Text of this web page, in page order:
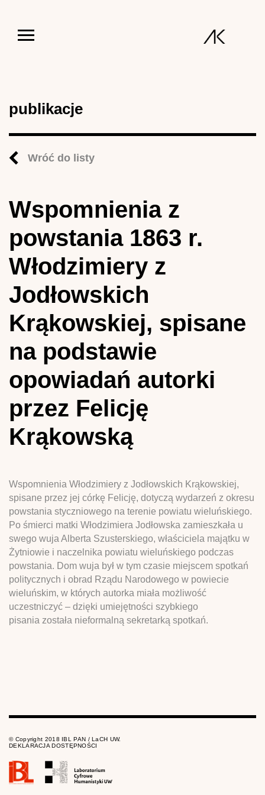
publikacje
Wróć do listy
Wspomnienia z
powstania 1863 r.
Włodzimiery z
Jodłowskich
Krąkowskiej, spisane
na podstawie
opowiadań autorki
przez Felicję
Krąkowską
Wspomnienia Włodzimiery z Jodłowskich Krąkowskiej,
spisane przez jej córkę Felicję, dotyczą wydarzeń z okresu
powstania styczniowego na terenie powiatu wieluńskiego.
Po śmierci matki Włodzimiera Jodłowska zamieszkała u
swego wuja Alberta Szusterskiego, właściciela majątku w
Żytniowie i naczelnika powiatu wieluńskiego podczas
powstania. Dom wuja był w tym czasie miejscem spotkań
politycznych i obrad Rządu Narodowego w powiecie
wieluńskim, w których autorka miała możliwość
uczestniczyć – dzięki umiejętności szybkiego
pisania została nieformalną sekretarką spotkań.
© Copyright 2018 IBL PAN / LaCH UW.
DEKLARACJA DOSTĘPNOŚCI